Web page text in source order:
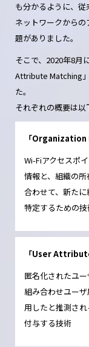
も分かるように、
ネットワークから
題がありました。
そこで、2020年8月
Attribute Matching
た。
それぞれの概要は以
「
Wi-Fiアクセスポ
情報と、組織の
合わせて、新た
特定するための
「User
匿名化されたユ
組み合わせユー
用したと推測さ
付与する技術